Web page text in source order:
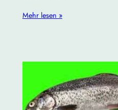
Mehr lesen »